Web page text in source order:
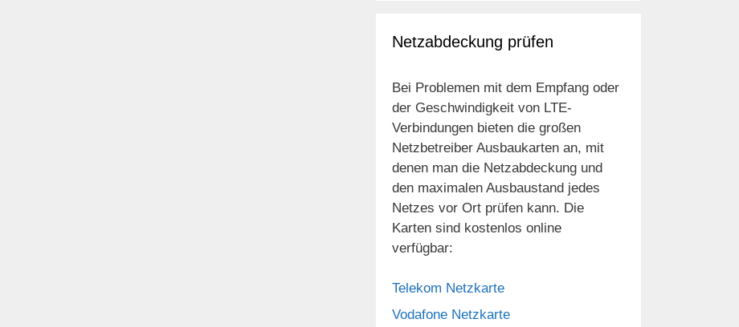
Netzabdeckung prüfen
Bei Problemen mit dem Empfang oder
der Geschwindigkeit von LTE-
Verbindungen bieten die großen
Netzbetreiber Ausbaukarten an, mit
denen man die Netzabdeckung und
den maximalen Ausbaustand jedes
Netzes vor Ort prüfen kann. Die
Karten sind kostenlos online
verfügbar:
Telekom Netzkarte
Vodafone Netzkarte